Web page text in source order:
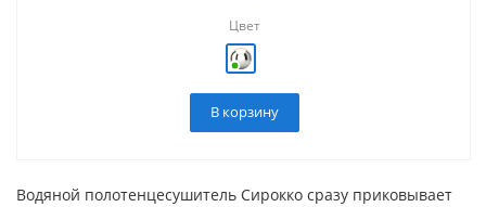
Цвет
В корзину
Водяной полотенцесушитель Сирокко сразу приковывает